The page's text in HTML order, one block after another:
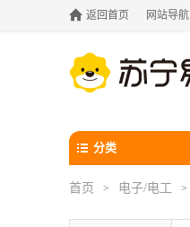
 返回首页 网站导航
分类
首页 > 电子/电工 >